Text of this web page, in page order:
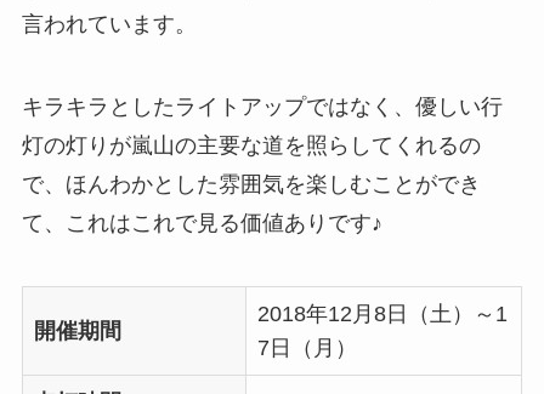
言われています。
キラキラとしたライトアップではなく、優しい行
灯の灯りが嵐山の主要な道を照らしてくれるの
で、ほんわかとした雰囲気を楽しむことができ
て、これはこれで見る価値ありです♪
開催期間
2018年12月8日（土）～1
7日（月）